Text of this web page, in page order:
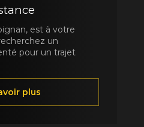
est à votre
un
pour un trajet
plus